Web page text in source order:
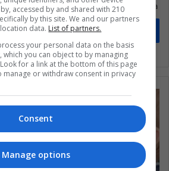
lo que está pasando en Latinoamérica
Suscríbete
accessed by and shared with 210
by this site. We and our partners
data. List of partners.
your personal data on the basis
which you can object to by managing
for a link at the bottom of this page
manage or withdraw consent in privacy
Consent
Manage options